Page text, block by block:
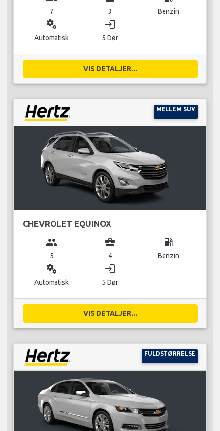
7 3 Benzin
miscellaneous_services
Automatisk
login
5 Dør
VIS DETALJER...
MELLEM SUV
CHEVROLET EQUINOX
group
5
business_center
4
local_gas_station
Benzin
miscellaneous_services
Automatisk
login
5 Dør
VIS DETALJER...
FULDSTØRRELSE